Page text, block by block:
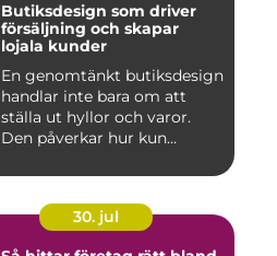
Butiksdesign som driver
försäljning och skapar
lojala kunder
En genomtänkt butiksdesign
handlar inte bara om att
ställa ut hyllor och varor.
Den påverkar hur kun...
30. jul